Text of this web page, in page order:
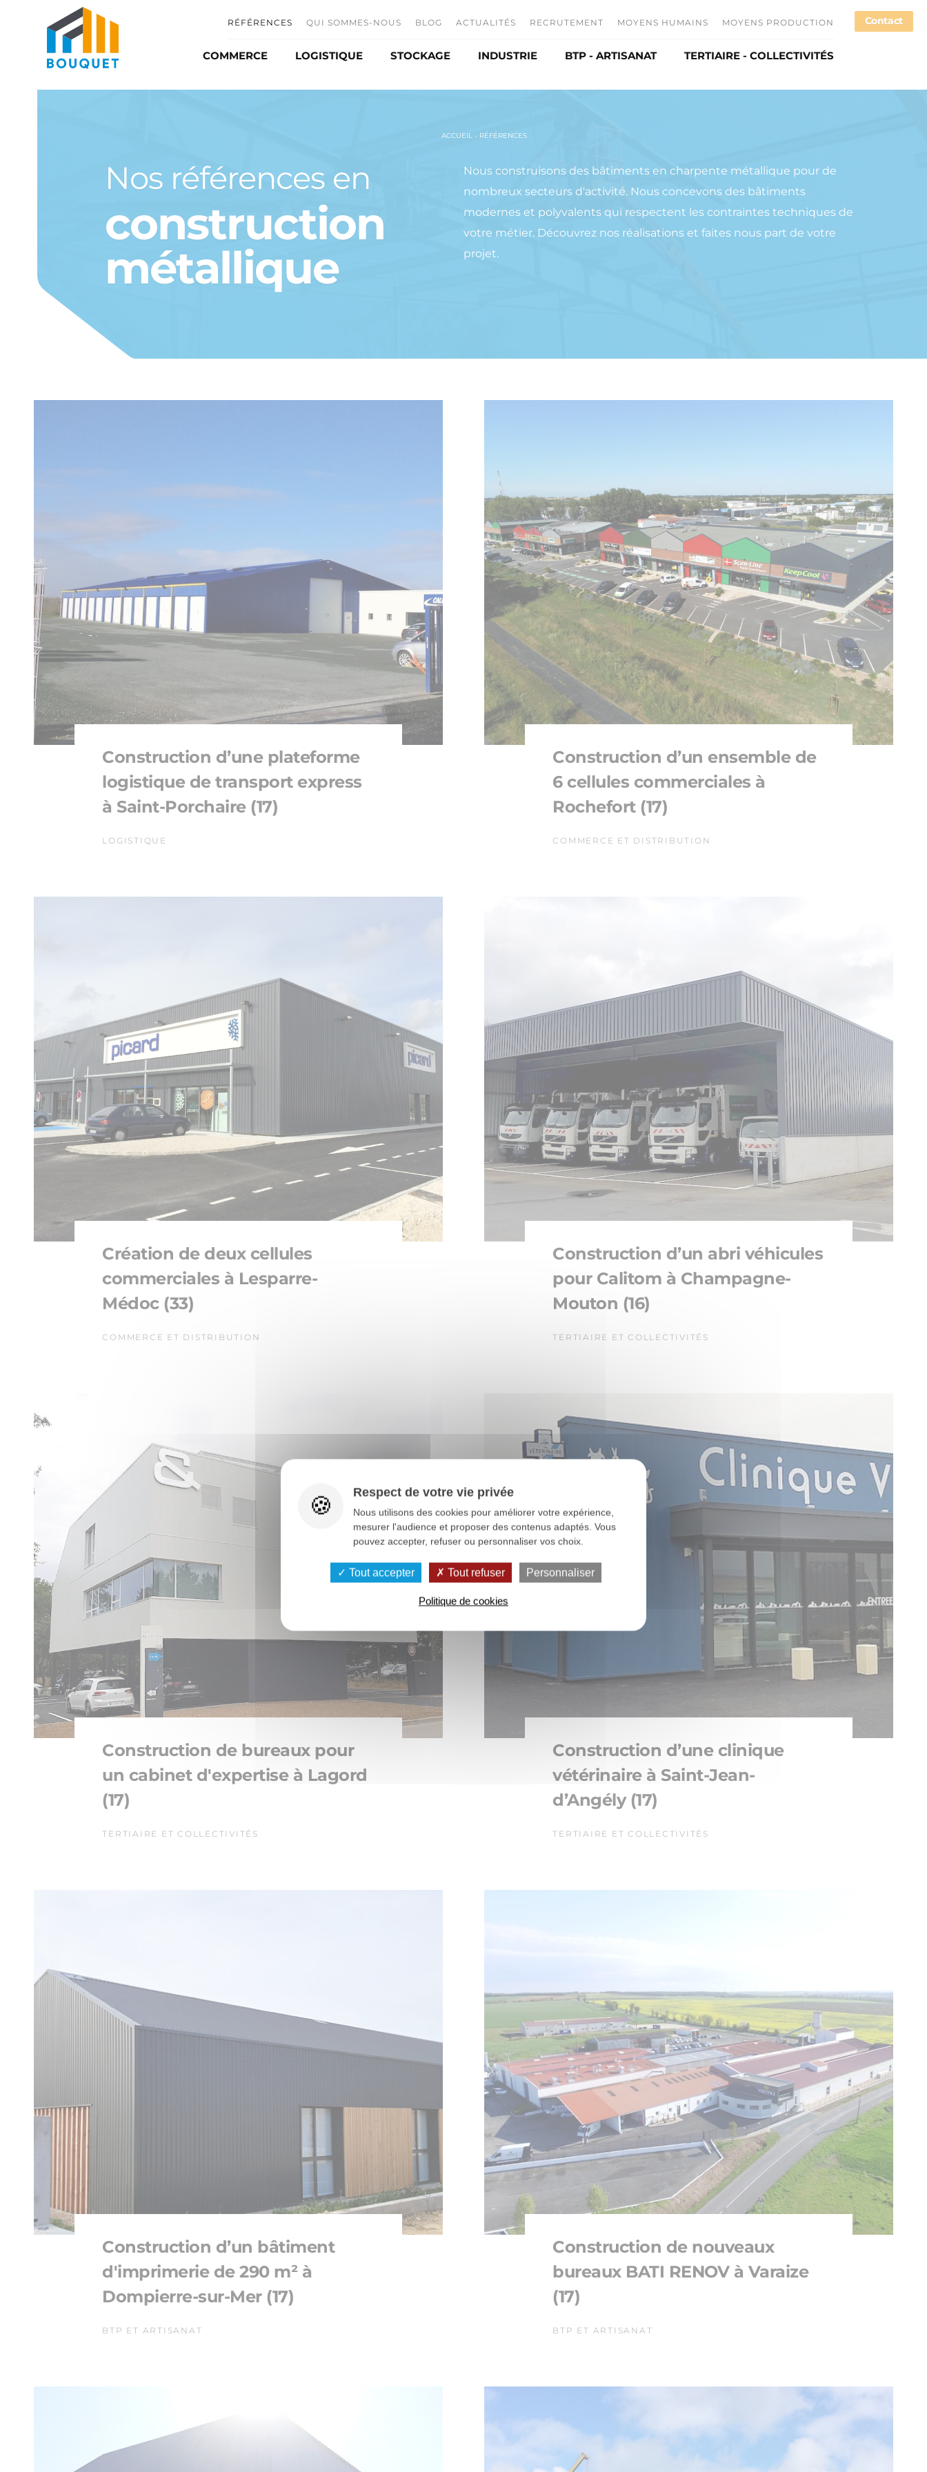
RÉFÉRENCES QUI SOMMES-NOUS
L'entreprise
Nos activités
BLOG ACTUALITÉS RECRUTEMENT
Nos métiers
MOYENS HUMAINS MOYENS PRODUCTION
COMMERCE
Ombrière photovoltaïque
LOGISTIQUE STOCKAGE INDUSTRIE BTP - ARTISANAT TERTIAIRE - COLLECTIVITÉS
Contact
ACCUEIL- RÉFÉRENCES
Nos références en
construction
métallique
Nous construisons des bâtiments en charpente métallique pour de
nombreux secteurs d'activité. Nous concevons des bâtiments
modernes et polyvalents qui respectent les contraintes techniques de
votre métier. Découvrez nos réalisations et faites nous part de votre
projet.
Construction d’une plateforme
logistique de transport express
à Saint-Porchaire (17)
LOGISTIQUE
Construction d’un ensemble de
6 cellules commerciales à
Rochefort (17)
COMMERCE ET DISTRIBUTION
Création de deux cellules
commerciales à Lesparre-
Médoc (33)
COMMERCE ET DISTRIBUTION
Construction d’un abri véhicules
pour Calitom à Champagne-
Mouton (16)
TERTIAIRE ET COLLECTIVITÉS
Construction de bureaux pour
un cabinet d'expertise à Lagord
(17)
TERTIAIRE ET COLLECTIVITÉS
Construction d’une clinique
vétérinaire à Saint-Jean-
d’Angély (17)
TERTIAIRE ET COLLECTIVITÉS
Construction d’un bâtiment
d'imprimerie de 290 m² à
Dompierre-sur-Mer (17)
BTP ET ARTISANAT
Construction de nouveaux
bureaux BATI RENOV à Varaize
(17)
BTP ET ARTISANAT
Respect de votre vie privée
Nous utilisons des cookies pour améliorer votre expérience,
mesurer l'audience et proposer des contenus adaptés. Vous
pouvez accepter, refuser ou personnaliser vos choix.
Tout accepter Tout refuser Personnaliser
Politique de cookies